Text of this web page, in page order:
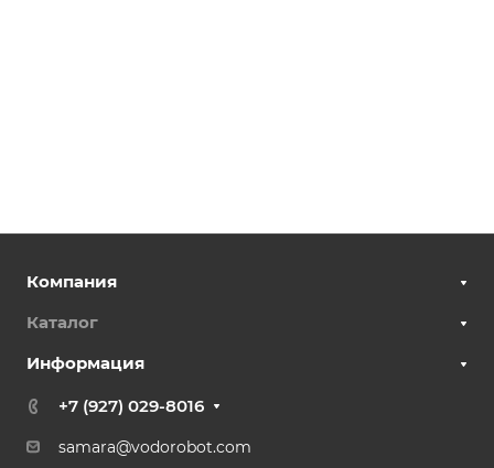
Компания
Каталог
Информация
+7 (927) 029-8016
samara@vodorobot.com